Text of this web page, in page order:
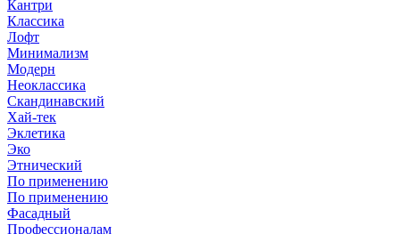
Кантри
Классика
Лофт
Минимализм
Модерн
Неоклассика
Скандинавский
Хай-тек
Эклетика
Эко
Этнический
По применению
По применению
Фасадный
Профессионалам